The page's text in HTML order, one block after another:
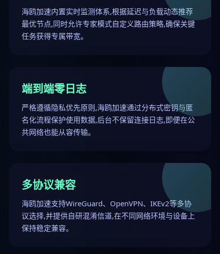
海鸥加速内置实时监测体系,根据延迟与负载动态推荐
最优节点,同时允许专家模式自定义路由策略,确保关键
任务获得专属带宽。
端到端零日志
严格遵循隐私优先原则,海鸥加速通过分布式密钥与匿
名化流程保护使用数据,后台不保留连接日志,即便在公
共网络也能从容传输。
多协议兼容
海鸥加速支持WireGuard、OpenVPN、IKEv2等多协
议选择,并提供自研混淆信道,在不同网络环境与设备上
保持稳定兼容。